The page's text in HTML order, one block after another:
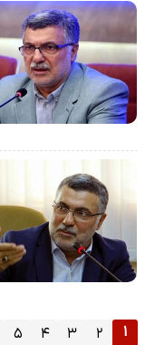
۱ ۲ ۳ ۴ ۵